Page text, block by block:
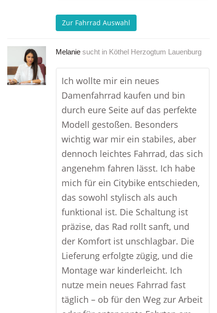
Zur Fahrrad Auswahl
Melanie sucht in Köthel Herzogtum Lauenburg
Ich wollte mir ein neues
Damenfahrrad kaufen und bin
durch eure Seite auf das perfekte
Modell gestoßen. Besonders
wichtig war mir ein stabiles, aber
dennoch leichtes Fahrrad, das sich
angenehm fahren lässt. Ich habe
mich für ein Citybike entschieden,
das sowohl stylisch als auch
funktional ist. Die Schaltung ist
präzise, das Rad rollt sanft, und
der Komfort ist unschlagbar. Die
Lieferung erfolgte zügig, und die
Montage war kinderleicht. Ich
nutze mein neues Fahrrad fast
täglich – ob für den Weg zur Arbeit